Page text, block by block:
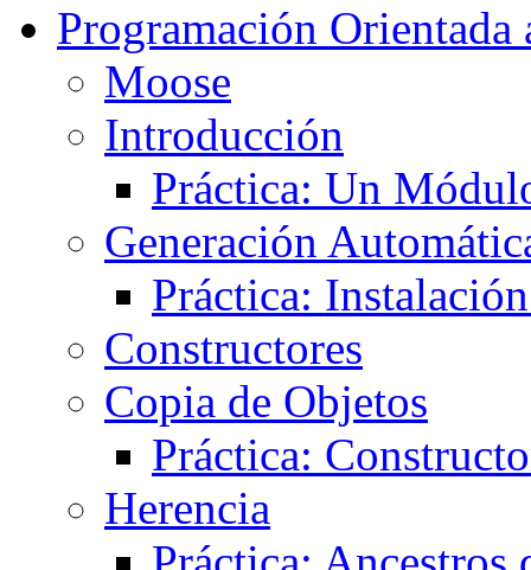
Programación Orientada
Moose
Introducción
Práctica: Un
Generación
Práctica:
Constructores
Copia de Objetos
Práctica:
Herencia